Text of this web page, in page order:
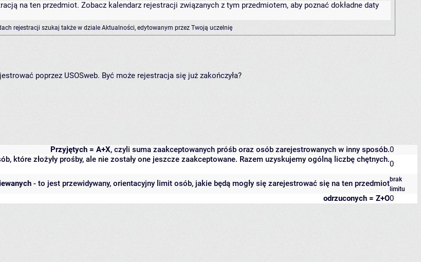
na ten przedmiot. Zobacz kalendarz rejestracji związanych z tym przedmiotem, aby poznać dokładne daty
rejestracji szukaj także w dziale Aktualności, edytowanym przez Twoją uczelnię
poprzez USOSweb. Być może rejestracja się już zakończyła?
Przyjętych = A+X, czyli suma zaakceptowanych próśb oraz osób zarejestrowanych w inny sposób.0
które złożyły prośby, ale nie zostały one jeszcze zaakceptowane. Razem uzyskujemy ogólną liczbę chętnych.0
- to jest przewidywany, orientacyjny limit osób, jakie będą mogły się zarejestrować się na ten przedmiotbrak
limitu
odrzuconych = Z+O0